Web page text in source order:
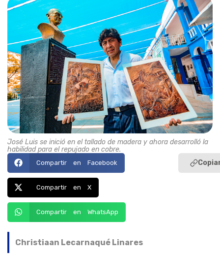
José Luis se inició en el tallado de madera y ahora desarrolló la
habilidad para el repujado en cobre.
Compartir en Facebook
Compartir en X
Compartir en WhatsApp
Christiaan Lecarnaqué Linares